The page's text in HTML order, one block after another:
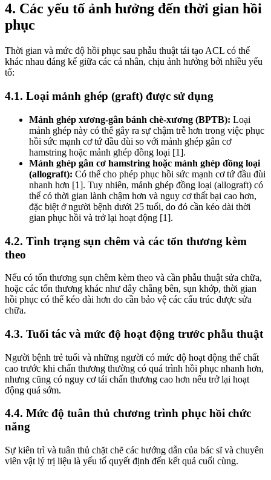
4. Các yếu tố ảnh hưởng đến thời gian hồi
phục
Thời gian và mức độ hồi phục sau phẫu thuật tái tạo ACL có thể
khác nhau đáng kể giữa các cá nhân, chịu ảnh hưởng bởi nhiều yếu
tố:
4.1. Loại mảnh ghép (graft) được sử dụng
Mảnh ghép xương-gân bánh chè-xương (BPTB): Loại
mảnh ghép này có thể gây ra sự chậm trễ hơn trong việc phục
hồi sức mạnh cơ tứ đầu đùi so với mảnh ghép gân cơ
hamstring hoặc mảnh ghép đồng loại [1].
Mảnh ghép gân cơ hamstring hoặc mảnh ghép đồng loại
(allograft): Có thể cho phép phục hồi sức mạnh cơ tứ đầu đùi
nhanh hơn [1]. Tuy nhiên, mảnh ghép đồng loại (allograft) có
thể có thời gian lành chậm hơn và nguy cơ thất bại cao hơn,
đặc biệt ở người bệnh dưới 25 tuổi, do đó cần kéo dài thời
gian phục hồi và trở lại hoạt động [1].
4.2. Tình trạng sụn chêm và các tổn thương kèm
theo
Nếu có tổn thương sụn chêm kèm theo và cần phẫu thuật sửa chữa,
hoặc các tổn thương khác như dây chằng bên, sụn khớp, thời gian
hồi phục có thể kéo dài hơn do cần bảo vệ các cấu trúc được sửa
chữa.
4.3. Tuổi tác và mức độ hoạt động trước phẫu thuật
Người bệnh trẻ tuổi và những người có mức độ hoạt động thể chất
cao trước khi chấn thương thường có quá trình hồi phục nhanh hơn,
nhưng cũng có nguy cơ tái chấn thương cao hơn nếu trở lại hoạt
động quá sớm.
4.4. Mức độ tuân thủ chương trình phục hồi chức
năng
Sự kiên trì và tuân thủ chặt chẽ các hướng dẫn của bác sĩ và chuyên
viên vật lý trị liệu là yếu tố quyết định đến kết quả cuối cùng.